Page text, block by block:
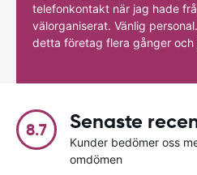
telefonkontakt när jag hade
välorganiserat. Vänlig
detta företag flera gånger
8.7 Senaste
Kunder bedömer oss
omdömen